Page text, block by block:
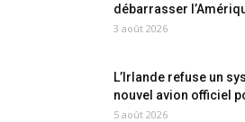
débarrasser
3 août 2026
L’Irlande refuse un
nouvel avion officiel
5 août 2026